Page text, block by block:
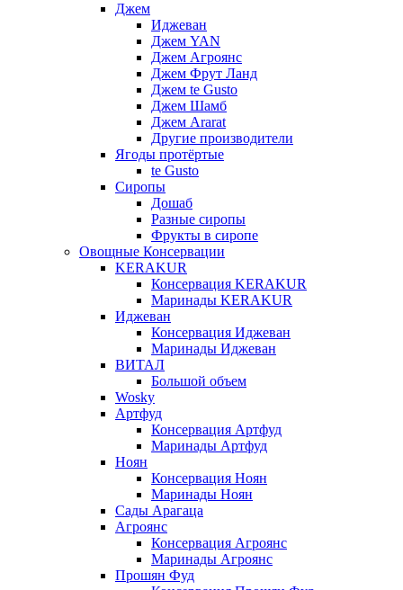
Джем
Иджеван
Джем YAN
Джем Агроянс
Джем Фрут Ланд
Джем te Gusto
Джем Шамб
Джем Ararat
Другие производители
Ягоды протёртые
te Gusto
Сиропы
Дошаб
Разные сиропы
Фрукты в сиропе
Овощные Консервации
KERAKUR
Консервация KERAKUR
Маринады KERAKUR
Иджеван
Консервация Иджеван
Маринады Иджеван
ВИТАЛ
Большой объем
Wosky
Артфуд
Консервация Артфуд
Маринады Артфуд
Ноян
Консервация Ноян
Маринады Ноян
Сады Арагаца
Агроянс
Консервация Агроянс
Маринады Агроянс
Прошян Фуд